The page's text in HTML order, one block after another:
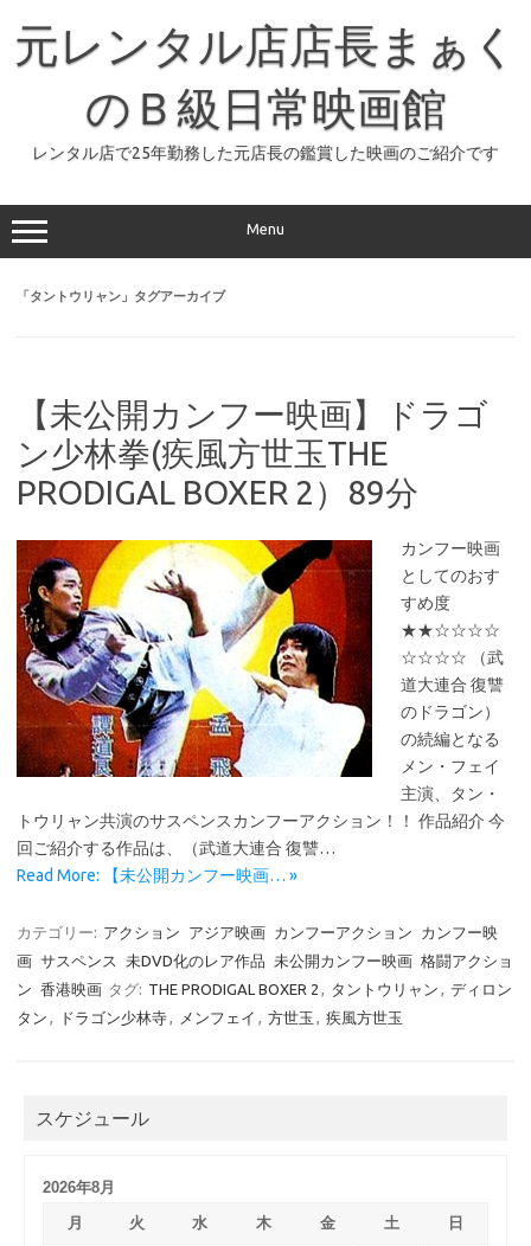
元レンタル店店長まぁく
のＢ級日常映画館
レンタル店で25年勤務した元店長の鑑賞した映画のご紹介です
Menu
「タントウリャン 」タグアーカイブ
【未公開カンフー映画】ドラゴ
ン少林拳(疾風方世玉THE
PRODIGAL BOXER 2）89分
カンフー映画
としてのおす
すめ度
★★☆☆☆☆
☆☆☆☆ （武
道大連合 復讐
のドラゴン）
の続編となる
メン・フェイ
主演、タン・
トウリャン共演のサスペンスカンフーアクション！！ 作品紹介 今
回ご紹介する作品は、（武道大連合 復讐…
Read More: 【未公開カンフー映画… »
カテゴリー: アクション アジア映画 カンフーアクション
カンフー映
画 サスペンス 未DVD化のレア作品 未公開カンフー映画 格闘アクショ
ン 香港映画 タグ: THE PRODIGAL BOXER 2 , タントウリャン , ディロン
タン , ドラゴン少林寺, メンフェイ , 方世玉 , 疾風方世玉
スケジュール
2026年8月
月
火 水 木 金 土
日